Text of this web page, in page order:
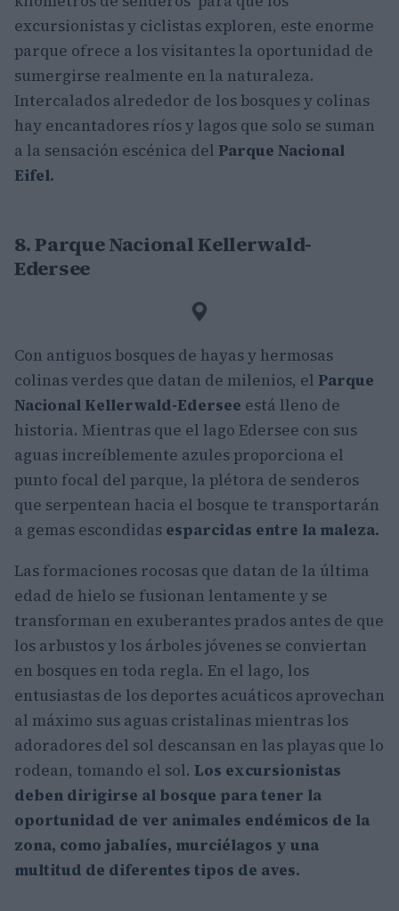
excursionistas y ciclistas exploren, este enorme
parque ofrece a los visitantes la oportunidad de
sumergirse realmente en la naturaleza.
Intercalados alrededor de los bosques y colinas
hay encantadores ríos y lagos que solo se suman
a la sensación escénica del Parque Nacional
Eifel.
8. Parque Nacional Kellerwald-
Edersee
Con antiguos bosques de hayas y hermosas
colinas verdes que datan de milenios, el Parque
Nacional Kellerwald-Edersee está lleno de
historia. Mientras que el lago Edersee con sus
aguas increíblemente azules proporciona el
punto focal del parque, la plétora de senderos
que serpentean hacia el bosque te transportarán
a gemas escondidas esparcidas entre la maleza.
Las formaciones rocosas que datan de la última
edad de hielo se fusionan lentamente y se
transforman en exuberantes prados antes de que
los arbustos y los árboles jóvenes se conviertan
en bosques en toda regla. En el lago, los
entusiastas de los deportes acuáticos aprovechan
al máximo sus aguas cristalinas mientras los
adoradores del sol descansan en las playas que lo
rodean, tomando el sol. Los excursionistas
deben dirigirse al bosque para tener la
oportunidad de ver animales endémicos de la
zona, como jabalíes, murciélagos y una
multitud de diferentes tipos de aves.